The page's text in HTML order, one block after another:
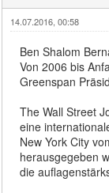
14.07.2016, 00:58
Ben Shalom
Von 2006 bis
Greenspan
The Wall Street
eine
New York City
herausgegeben
die